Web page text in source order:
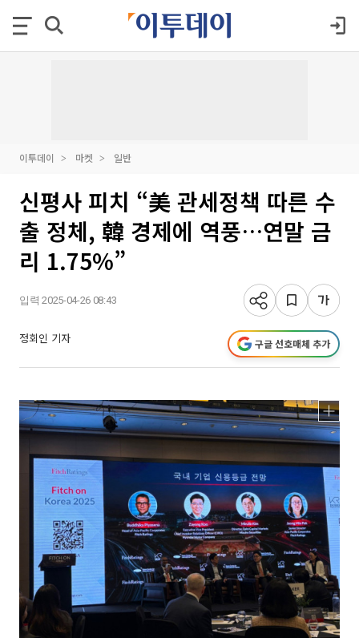
이투데이 마켓 일반
신평사 피치 “美 관세정책 따른 수
출 정체, 韓 경제에 역풍…연말 금
리 1.75%”
입력 2025-04-26 08:43
정회인 기자 구글 선호매체 추가